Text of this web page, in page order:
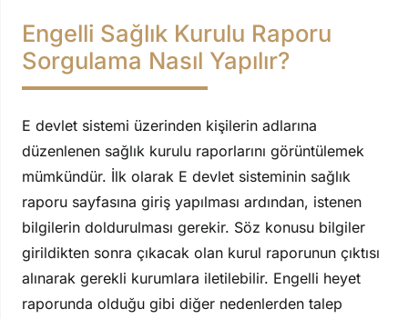
Engelli Sağlık Kurulu Raporu
Sorgulama Nasıl Yapılır?
E devlet sistemi üzerinden kişilerin adlarına
düzenlenen sağlık kurulu raporlarını görüntülemek
mümkündür. İlk olarak E devlet sisteminin sağlık
raporu sayfasına giriş yapılması ardından, istenen
bilgilerin doldurulması gerekir. Söz konusu bilgiler
girildikten sonra çıkacak olan kurul raporunun çıktısı
alınarak gerekli kurumlara iletilebilir. Engelli heyet
raporunda olduğu gibi diğer nedenlerden talep